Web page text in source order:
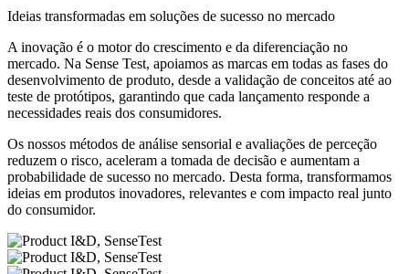
Ideias transformadas em soluções de sucesso no mercado
A inovação é o motor do crescimento e da diferenciação no
mercado. Na Sense Test, apoiamos as marcas em todas as fases do
desenvolvimento de produto, desde a validação de conceitos até ao
teste de protótipos, garantindo que cada lançamento responde a
necessidades reais dos consumidores.
Os nossos métodos de análise sensorial e avaliações de perceção
reduzem o risco, aceleram a tomada de decisão e aumentam a
probabilidade de sucesso no mercado. Desta forma, transformamos
ideias em produtos inovadores, relevantes e com impacto real junto
do consumidor.